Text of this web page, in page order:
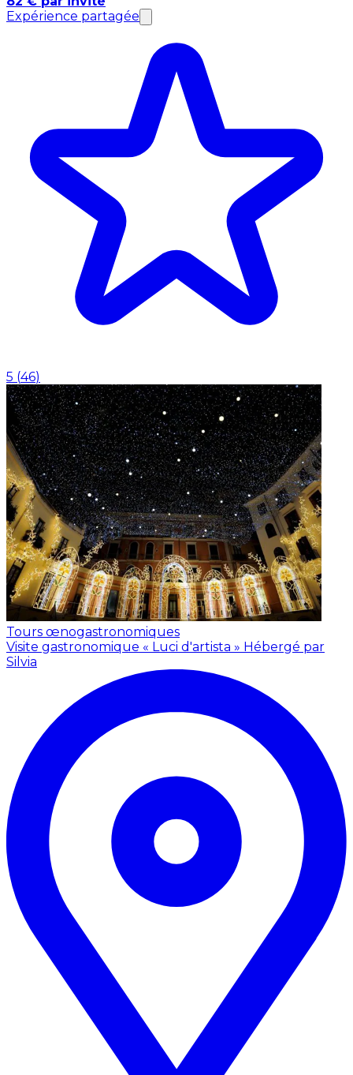
Expérience partagée
5 (46)
Tours œnogastronomiques
Visite gastronomique « Luci d'artista » Hébergé par
Silvia